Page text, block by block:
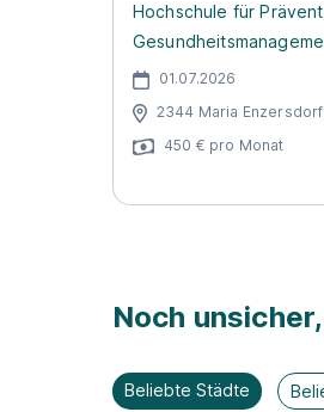
Hochschule für
01.07.2026
2344 Maria Enzersdorf
450 € pro Monat
Noch
Beliebte Städte